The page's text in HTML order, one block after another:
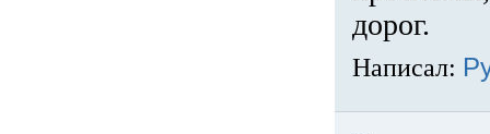
дорог.
Написал: